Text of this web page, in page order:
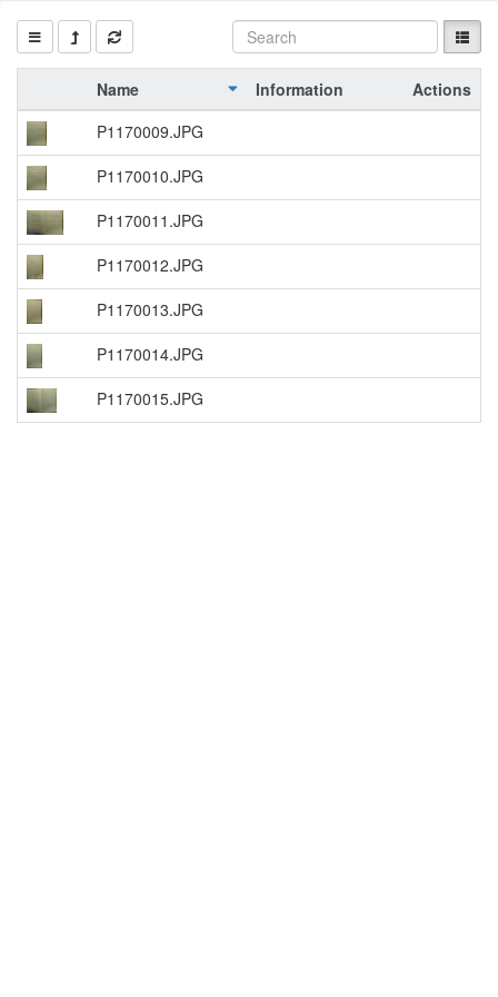
Name Information
Actions
P1170009.JPG
P1170010.JPG
P1170011.JPG
P1170012.JPG
P1170013.JPG
P1170014.JPG
P1170015.JPG